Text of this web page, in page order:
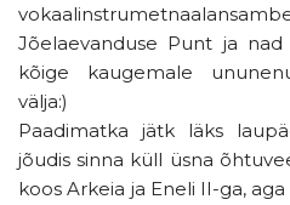
Jõelaevanduse Punt ja
kõige kaugemale
välja:)
Paadimatka jätk läks
jõudis sinna küll üsna
koos Arkeia ja Eneli II-ga,